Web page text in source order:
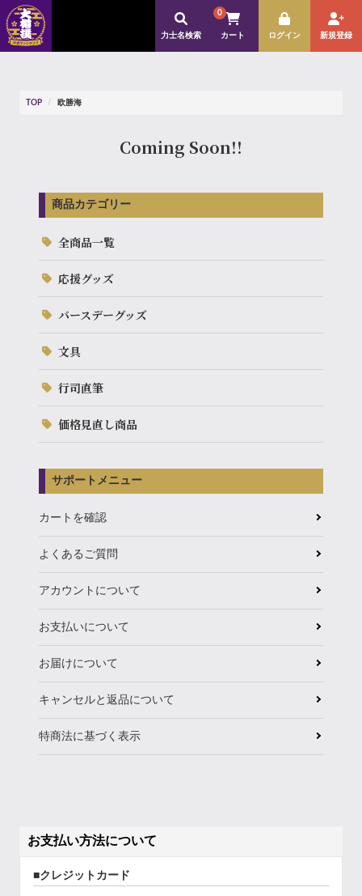
ログイン 新規登録
カート
0
力士名検索
TOP 欧勝海
Coming Soon!!
商品カテゴリー
全商品一覧
応援グッズ
バースデーグッズ
文具
行司直筆
価格見直し商品
サポートメニュー
カートを確認
よくあるご質問
アカウントについて
お支払いについて
お届けについて
キャンセルと返品について
特商法に基づく表示
お支払い方法について
クレジットカード